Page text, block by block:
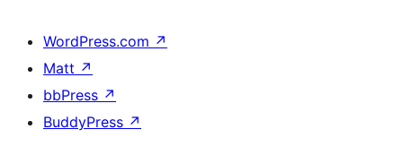
WordPress.com ↗
Matt ↗
bbPress ↗
BuddyPress ↗